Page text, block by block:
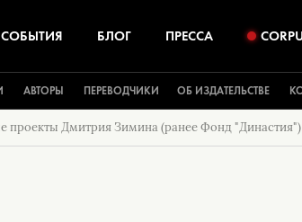
СОБЫТИЯ БЛОГ ПРЕССА
АВТОРЫ ПЕРЕВОДЧИКИ ОБ ИЗДАТЕЛЬСТВЕ
проекты Дмитрия Зимина (ранее Фонд "Династия")